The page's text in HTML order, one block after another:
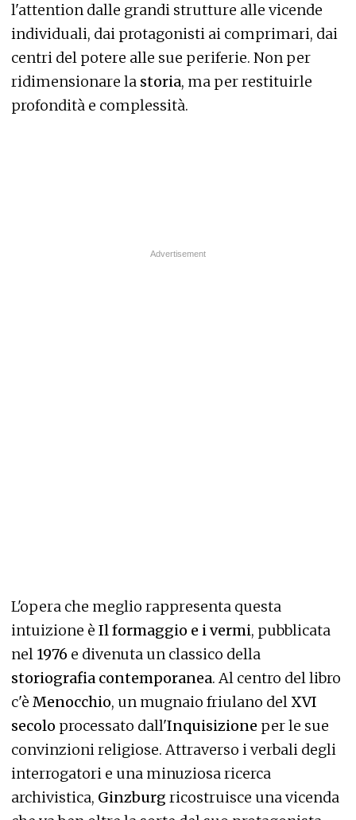
l'attention dalle grandi strutture alle vicende
individuali, dai protagonisti ai comprimari, dai
centri del potere alle sue periferie. Non per
ridimensionare la storia, ma per restituirle
profondità e complessità.
L'opera che meglio rappresenta questa
intuizione è Il formaggio e i vermi, pubblicata
nel 1976 e divenuta un classico della
storiografia contemporanea. Al centro del libro
c'è Menocchio, un mugnaio friulano delXVI
secolo processato dall'Inquisizione per le sue
convinzioni religiose. Attraverso i verbali degli
interrogatori e una minuziosa ricerca
archivistica, Ginzburg ricostruisce una vicenda